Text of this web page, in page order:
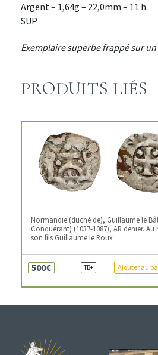
Argent – 1,64g – 22,0mm – 11 h.
SUP
Exemplaire superbe frappé sur
PRODUITS LIÉS
Normandie (duché de), Guillaume le
Conquérant) (1037-1087), AR denier.
son fils Guillaume le Roux
500€ TB+ Ajouter au